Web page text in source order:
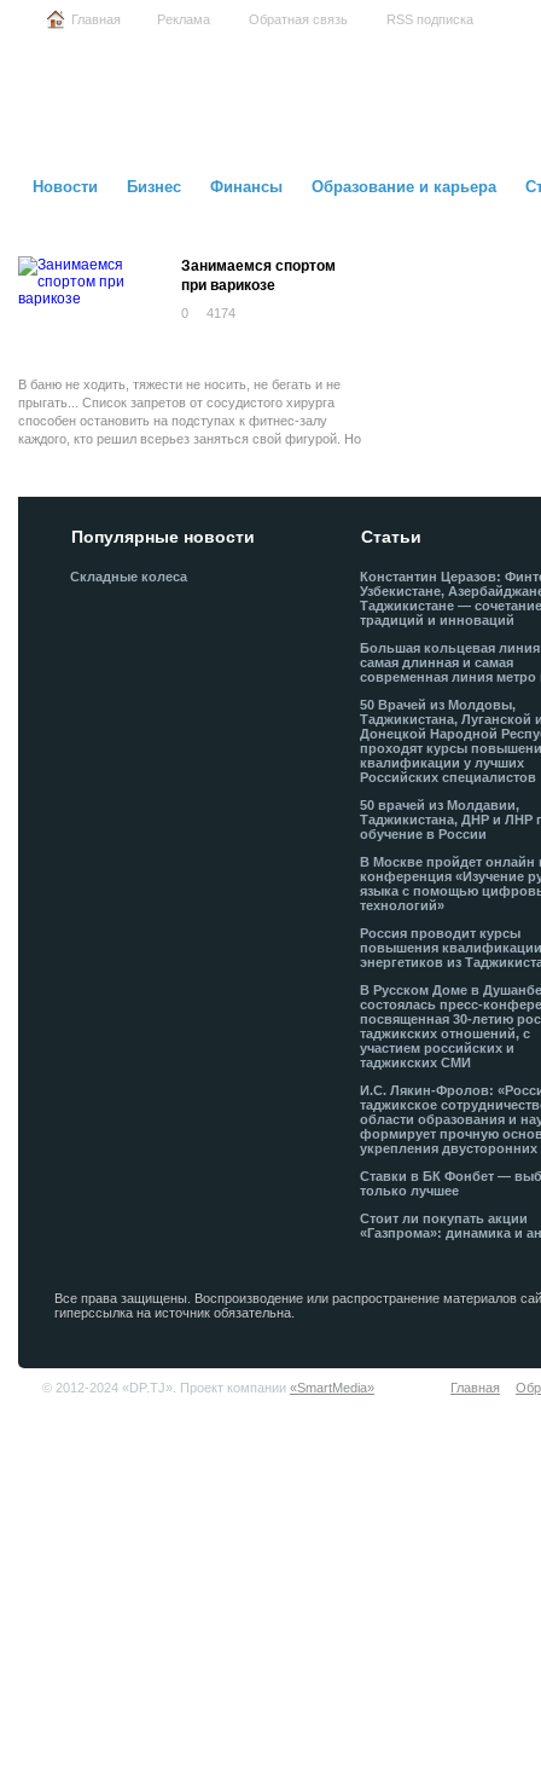
Главная Реклама Обратная связь RSS подписка
Новости Бизнес Финансы Образование и карьера
Занимаемся спортом
при варикозе
0 4174
В баню не ходить, тяжести не носить, не бегать и не
прыгать... Список запретов от сосудистого хирурга
способен остановить на подступах к фитнес-залу
каждого, кто решил всерьез заняться свой фигурой. Но
Популярные новости
Складные колеса
Статьи
Константин Церазов:
Узбекистане,
Таджикистане —
традиций и инноваций
Большая кольцевая
самая длинная и самая
современная линия метро
50 Врачей из Молдовы,
Таджикистана, Луганской
Донецкой Народной
проходят курсы
квалификации у лучших
Российских специалистов
50 врачей из Молдавии,
Таджикистана, ДНР и ЛНР
обучение в России
В Москве пройдет онлайн
конференция «Изучение
языка с помощью
технологий»
Россия проводит курсы
повышения
энергетиков из
В Русском Доме в
состоялась пресс-
посвященная 30-летию
таджикских отношений, с
участием российских и
таджикских СМИ
И.С. Лякин-Фролов:
таджикское
области образования и
формирует прочную
укрепления двусторонних
Ставки в БК Фонбет —
только лучшее
Стоит ли покупать акции
«Газпрома»: динамика и
Все права защищены. Воспроизводение или распространение материалов
гиперссылка на источник обязательна.
© 2012-2024 «DP.TJ». Проект компании «SmartMedia» Главная